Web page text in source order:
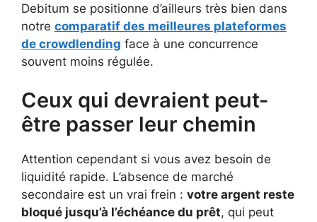
Debitum se positionne d’ailleurs très bien dans
notre comparatif des meilleures plateformes
de crowdlending face à une concurrence
souvent moins régulée.
Ceux qui devraient peut-
être passer leur chemin
Attention cependant si vous avez besoin de
liquidité rapide. L’absence de marché
secondaire est un vrai frein : votre argent reste
bloqué jusqu’à l’échéance du prêt, qui peut